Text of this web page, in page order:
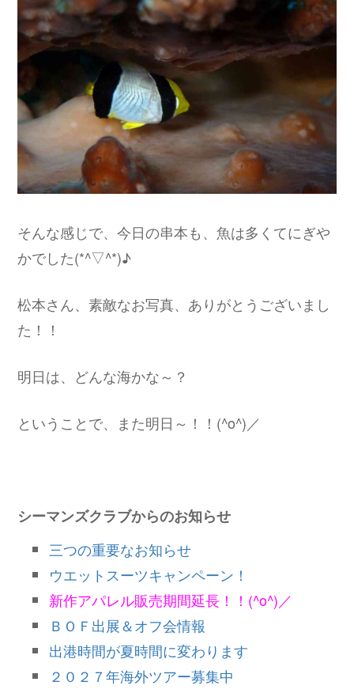
そんな感じで、今日の串本も、魚は多くてにぎや
かでした(*^▽^*)♪
松本さん、素敵なお写真、ありがとうございまし
た！！
明日は、どんな海かな～？
ということで、また明日～！！(^o^)／
シーマンズクラブからのお知らせ
三つの重要なお知らせ
ウエットスーツキャンペーン！
新作アパレル販売期間延長！！(^o^)／
ＢＯＦ出展＆オフ会情報
出港時間が夏時間に変わります
２０２７年海外ツアー募集中